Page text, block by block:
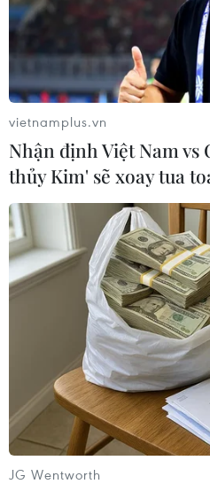
Nhấp chuột để xem
vietnamplus.vn
Nhận định Việt Nam vs
thủy Kim' sẽ xoay tua
JG Wentworth